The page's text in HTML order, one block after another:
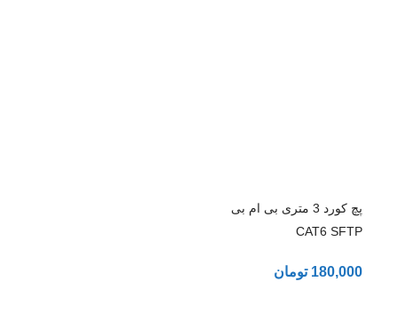
پچ کورد 3 متری بی ام بی
CAT6 SFTP
180,000 تومان